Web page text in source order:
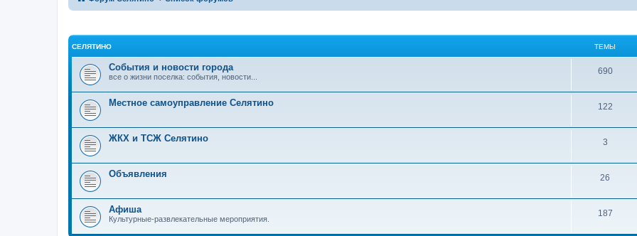
СЕЛЯТИНО ТЕМЫ
События и новости города
все о жизни поселка: события, новости...
690
Местное самоуправление Селятино 122
ЖКХ и ТСЖ Селятино 3
Объявления 26
Афиша
Культурные-развлекательные мероприятия.
187